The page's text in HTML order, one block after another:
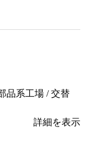
品系工場 / 交替
詳細を表示